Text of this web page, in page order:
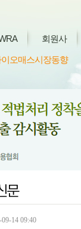
회원사
이오매스시장동향
14 09:40